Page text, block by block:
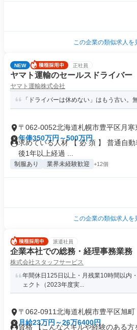
この企業の類似求人を
NEW 正社員
ヤマト運輸のセールスドライバー
ヤマト運輸株式会社
「ドライバーは休めない」はもう古い。
〒062-0052北海道札幌市豊平区月寒
年俸350万円～500万円
求めている人材 【 必 須 】 普通自
後1年以上経過 ...
制服あり 業界未経験歓迎 +12個
この企業の類似求人を
派遣社員
企業本社での総務・経理事務業務
株式会社スタッフサービス
年間休日125日以上・月残業10時間以内
ェクト（2023年度実...
〒062-0911北海道札幌市豊平区旭町
月給23万円～26万6400円
資格 【こんなスキルや経験のある